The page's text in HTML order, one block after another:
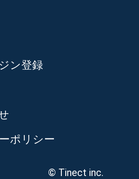
ン登録
ポリシー
© Tinect inc.